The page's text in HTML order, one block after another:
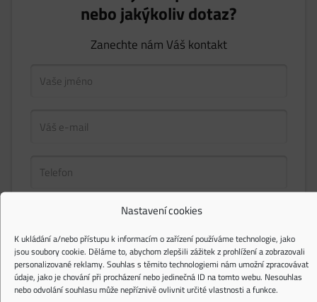
Nastavení cookies
K ukládání a/nebo přístupu k informacím o zařízení používáme technologie, jako
jsou soubory cookie. Děláme to, abychom zlepšili zážitek z prohlížení a zobrazovali
personalizované reklamy. Souhlas s těmito technologiemi nám umožní zpracovávat
údaje, jako je chování při procházení nebo jedinečná ID na tomto webu. Nesouhlas
nebo odvolání souhlasu může nepříznivě ovlivnit určité vlastnosti a funkce.
nebo jakýkoliv dotaz?
Zanechte nám Váš kontakt
Upozorňujeme, že všechny kontaktní formuláře na této internetové stránce jsou
chráněny službou reCAPTCHA, na kterou se vztahují Privacy PolicyaTerms of Service
společnosti Google.